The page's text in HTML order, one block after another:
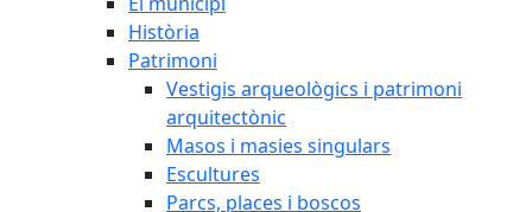
Història
Patrimoni
Vestigis arqueològics i patrimoni
arquitectònic
Masos i masies singulars
Escultures
Parcs, places i boscos